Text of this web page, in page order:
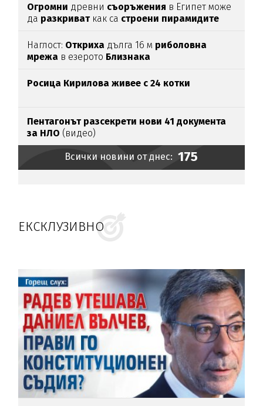
Огромни древни съоръжения в Египет може
да разкриваткак са строени пирамидите
Наглост: Откриха дълга 16 м риболовна
мрежа в езерото Близнака
Росица Кирилова живее с 24 котки
Пентагонът разсекрети нови 41 документа
за НЛО (видео)
Всички новини от днес: 175
ЕКСКЛУЗИВНО